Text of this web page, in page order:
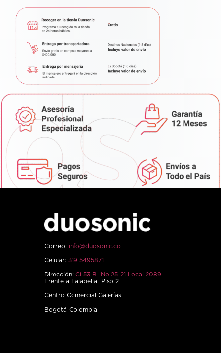
Correo: info@duosonic.co
Celular: 319 5495871
Dirección: Cl 53 B No 25-21 Local 2089
Frente a Falabella Piso 2
Centro Comercial Galerías
Bogotá-Colombia